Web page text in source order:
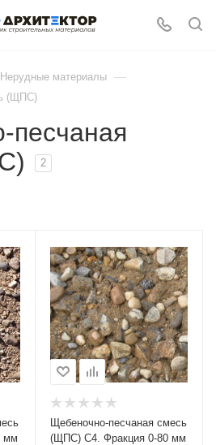
Нерудные материалы —
(ЩПС)
песчаная
2
мм
Щебеночно-песчаная смесь
(ЩПС) С4. Фракция 0-80 мм